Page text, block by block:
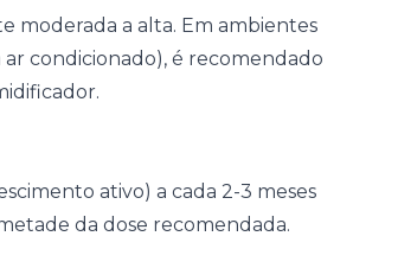
moderada a alta. Em ambientes
condicionado), é recomendado
ativo) a cada 2-3 meses
da dose recomendada.